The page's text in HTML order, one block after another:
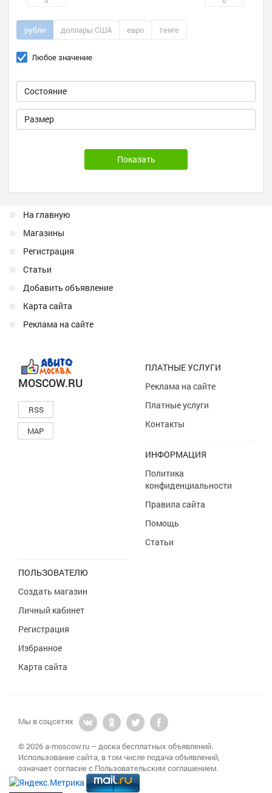
рубли доллары США евро тенге
Любое значение
На главную
Магазины
Регистрация
Статьи
Добавить объявление
Карта сайта
Реклама на сайте
MOSCOW.RU
RSS
MAP
ПЛАТНЫЕ УСЛУГИ
Реклама на сайте
Платные услуги
Контакты
ИНФОРМАЦИЯ
Политика
конфиденциальности
Правила сайта
Помощь
Статьи
ПОЛЬЗОВАТЕЛЮ
Создать магазин
Личный кабинет
Регистрация
Избранное
Карта сайта
Мы в соцсетях
© 2026 a-moscow.ru – доска бесплатных объявлений.
Использование сайта, в том числе подача объявлений,
означает согласие с Пользовательским соглашением.